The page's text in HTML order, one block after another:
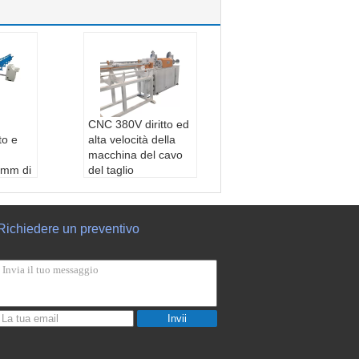
e
di
tagli
CNC 380V diritto ed
alta velocità della
macchina del cavo
del taglio
Tensione::
Lunghezza di tagli
o::
un preventivo
Invii